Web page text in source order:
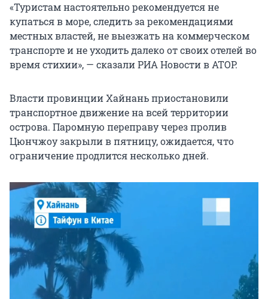
«Туристам настоятельно рекомендуется не
купаться в море, следить за рекомендациями
местных властей, не выезжать на коммерческом
транспорте и не уходить далеко от своих отелей во
время стихии», — сказали РИА Новости в АТОР.
Власти провинции Хайнань приостановили
транспортное движение на всей территории
острова. Паромную переправу через пролив
Цюнчжоу закрыли в пятницу, ожидается, что
ограничение продлится несколько дней.